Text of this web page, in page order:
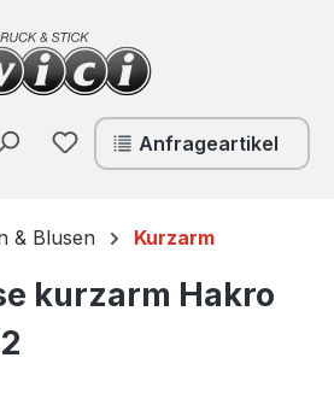
Du hast 0 Produkte auf
Anfrageartikel
& Blusen Kurzarm
kurzarm Hakro